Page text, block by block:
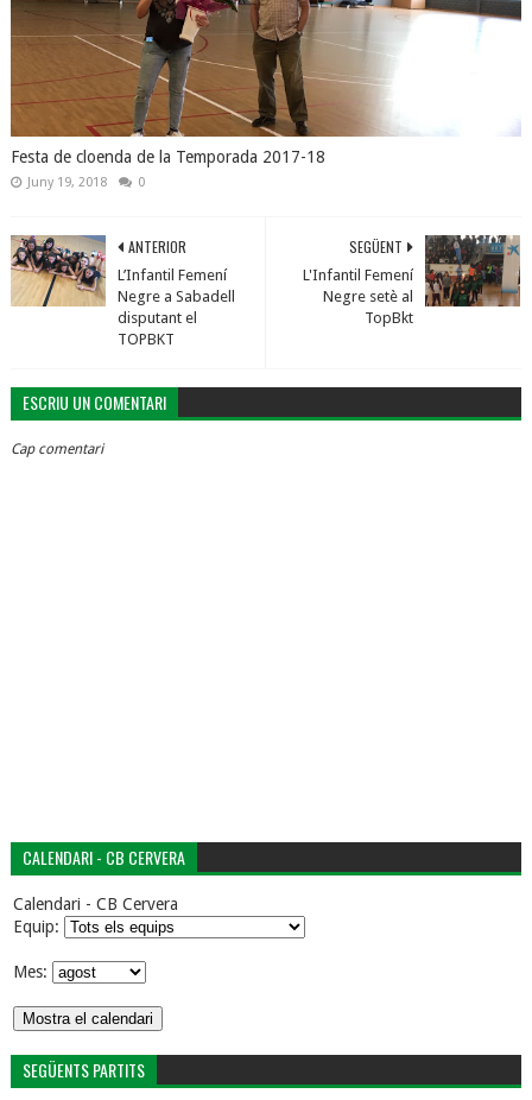
Festa de cloenda de la Temporada 2017-18
Juny 19, 2018 0
SEGÜENT
L'Infantil Femení
Negre setè al
TopBkt
ANTERIOR
L’Infantil Femení
Negre a Sabadell
disputant el
TOPBKT
ESCRIU UN COMENTARI
Cap comentari
CALENDARI - CB CERVERA
Calendari - CB Cervera
Equip:
Mes:
SEGÜENTS PARTITS